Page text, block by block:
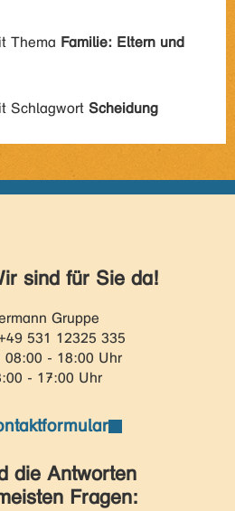
Thema Familie: Eltern und
Schlagwort Scheidung